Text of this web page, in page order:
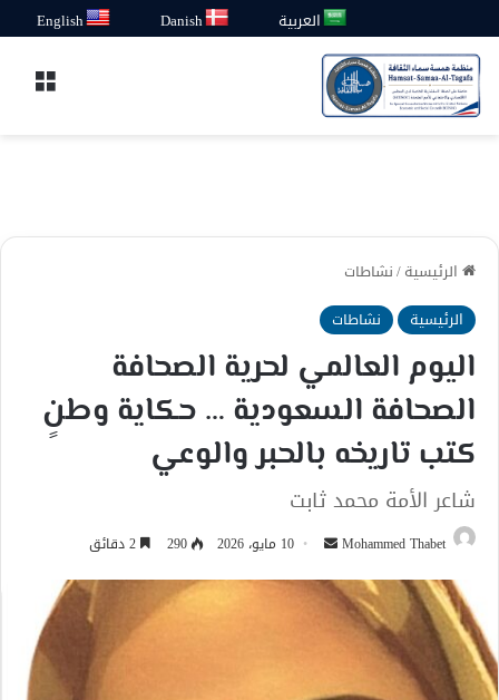
العربية Danish
English
الرئيسية/نشاطات
الرئيسية
نشاطات
اليوم العالمي لحرية الصحافة
الصحافة السعودية … حكاية وطنٍ
كتب تاريخه بالحبر والوعي
شاعر الأمة محمد ثابت
Mohammed Thabet
أرسل
إلكترونيا
10 مايو، 2026 290